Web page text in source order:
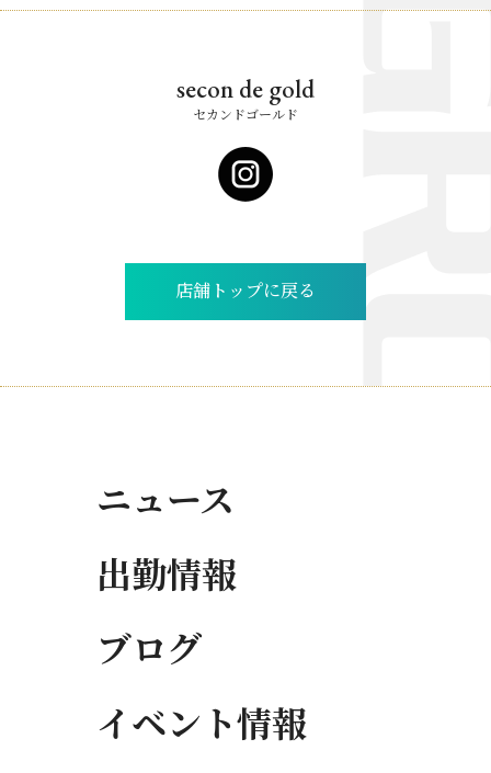
secon de gold
セカンドゴールド
店舗トップに戻る
ニュース
出勤情報
ブログ
イベント情報